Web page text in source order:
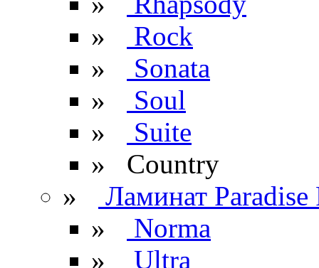
»
Rock
»
Sonata
»
Soul
»
Suite
» Сountry
»
Ламинат Paradise
»
Norma
»
Ultra